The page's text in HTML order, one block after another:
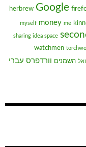
Google
herbrew
me
money
myself
sharing idea space
watchmen
השמנים וורדפרס עברי